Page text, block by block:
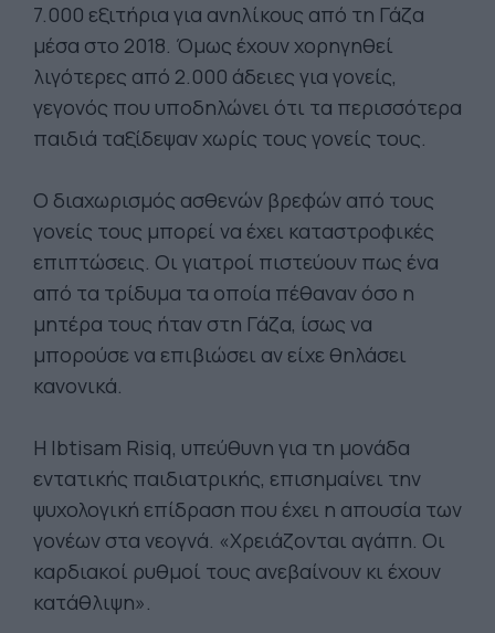
7.000 εξιτήρια για ανηλίκους από τη Γάζα
μέσα στο 2018. Όμως έχουν χορηγηθεί
λιγότερες από 2.000 άδειες για γονείς,
γεγονός που υποδηλώνει ότι τα περισσότερα
παιδιά ταξίδεψαν χωρίς τους γονείς τους.
Ο διαχωρισμός ασθενών βρεφών από τους
γονείς τους μπορεί να έχει καταστροφικές
επιπτώσεις. Οι γιατροί πιστεύουν πως ένα
από τα τρίδυμα τα οποία πέθαναν όσο η
μητέρα τους ήταν στη Γάζα, ίσως να
μπορούσε να επιβιώσει αν είχε θηλάσει
κανονικά.
Η Ibtisam Risiq, υπεύθυνη για τη μονάδα
εντατικής παιδιατρικής, επισημαίνει την
ψυχολογική επίδραση που έχει η απουσία των
γονέων στα νεογνά. «Χρειάζονται αγάπη. Οι
καρδιακοί ρυθμοί τους ανεβαίνουν κι έχουν
κατάθλιψη».